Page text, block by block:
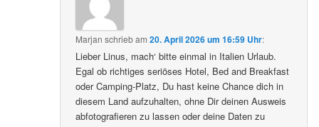
Marjan schriebam20. April 2026 um 16:59 Uhr:
Lieber Linus, mach‘ bitte einmal in Italien Urlaub.
Egal ob richtiges seriöses Hotel, Bed and Breakfast
oder Camping-Platz, Du hast keine Chance dich in
diesem Land aufzuhalten, ohne Dir deinen Ausweis
abfotografieren zu lassen oder deine Daten zu